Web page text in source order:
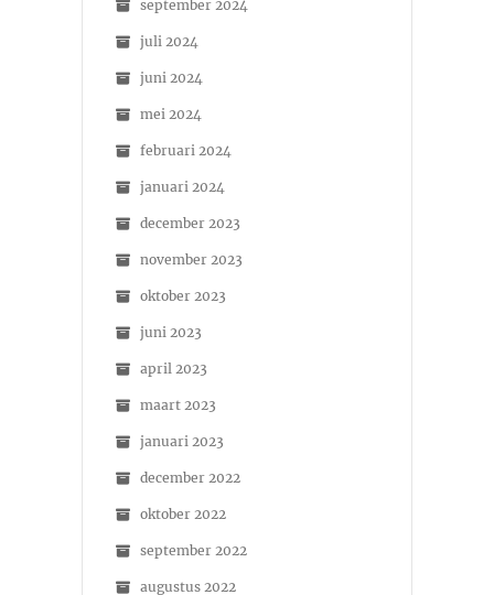
september 2024
juli 2024
juni 2024
mei 2024
februari 2024
januari 2024
december 2023
november 2023
oktober 2023
juni 2023
april 2023
maart 2023
januari 2023
december 2022
oktober 2022
september 2022
augustus 2022